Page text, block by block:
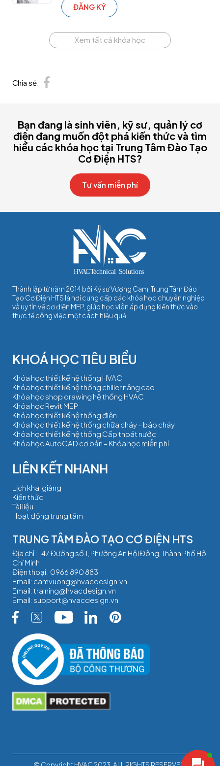
Chia sẻ:
ĐĂNG KÝ
Xem tất cả khóa học
Bạn đang là sinh viên, kỹ sư, quản lý cơ
điện đang muốn đột phá kiến thức và tìm
hiểu các khóa học tại Trung Tâm Đào Tạo
Cơ Điện HTS?
Tư vấn miễn phí
Thành lập từ năm 2014 bởi Kỹ sư Vương Cam, Trung Tâm Đào
Tạo Cơ Điện HTS là nơi cung cấp các khóa học chuyên nghiệp
và uy tín về cơ điện MEP, giúp học viên áp dụng kiến thức vào
thực tế công việc một cách hiệu quả.
Khóa học thiết kế hệ thống HVAC
Khóa học thiết kế hệ thống chiller nâng cao
Khóa học shop drawing hệ thống HVAC
Khóa học Revit MEP
Khóa học thiết kế hệ thống điện
Khóa học thiết kế hệ thống chữa cháy – báo cháy
Khóa học thiết kế hệ thống Cấp thoát nước
Khóa học AutoCAD cơ bản – Khóa học miễn phí
Lịch khai giảng
Kiến thức
Tài liệu
Hoạt động trung tâm
TRUNG TÂM ĐÀO TẠO CƠ ĐIỆN HTS
Địa chỉ : 147 Đường số 1, Phường An Hội Đông, Thành Phố Hồ
Chí Minh
Điện thoại : 0966 890 883
Email: camvuong@hvacdesign.vn
Email: training@hvacdesign.vn
Email: support@hvacdesign.vn